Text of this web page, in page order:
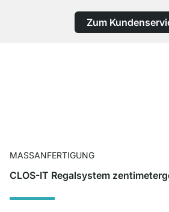
Zum
MASSANFERTIGUNG
CLOS-IT Regalsystem